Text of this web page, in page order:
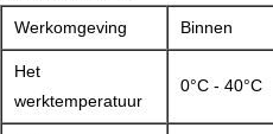
Werkomgeving
Binnen
Het
werktemperatuur
0°C - 40°C